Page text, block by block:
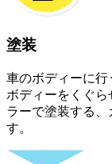
塗装
車のボディーに
ボディーをくぐ
ラーで塗装する、
す。